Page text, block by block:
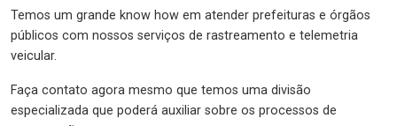
Temos um grande know how em atender prefeituras e órgãos
públicos com nossos serviços de rastreamento e telemetria
veicular.
Faça contato agora mesmo que temos uma divisão
especializada que poderá auxiliar sobre os processos de